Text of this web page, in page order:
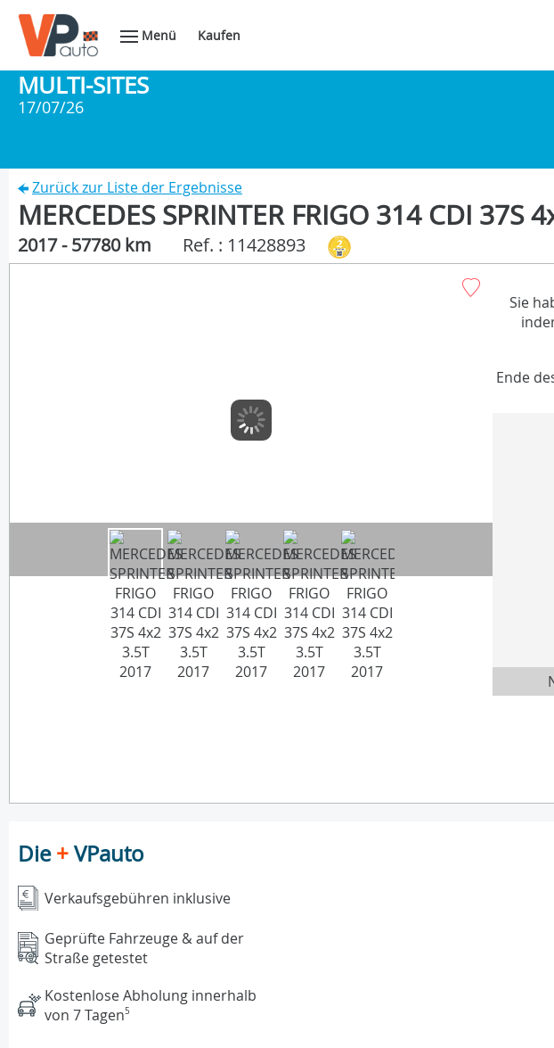
Menü Kaufen
MULTI-SITES
17/07/26
Zurück zur Liste der Ergebnisse
MERCEDES SPRINTER FRIGO 314 CDI 37S
2017 - 57780 km Ref. : 11428893
Sie
Ende
Die+VPauto
Verkaufsgebühren inklusive
Geprüfte Fahrzeuge & auf der
Straße getestet
Kostenlose Abholung innerhalb
von 7 Tagen5